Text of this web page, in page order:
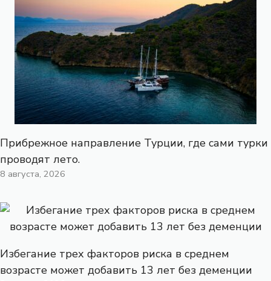
Прибрежное направление Турции, где сами турки
проводят лето.
8 августа, 2026
Избегание трех факторов риска в среднем
возрасте может добавить 13 лет без деменции